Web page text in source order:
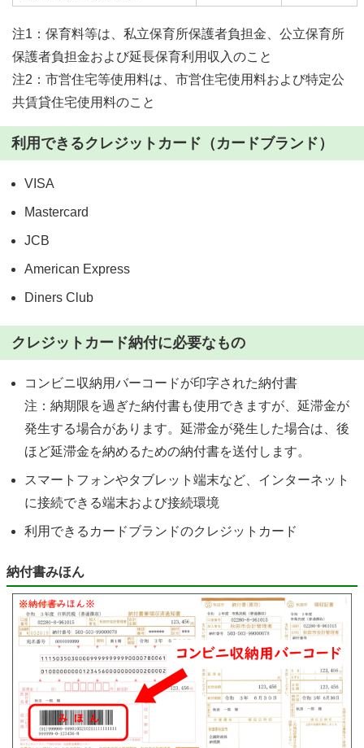
注1：保育料等は、私立保育所保護者負担金、公立保育所
保護者負担金および延長保育利用収入のこと
注2：市営住宅等使用料は、市営住宅使用料および特定公
共賃貸住宅使用料のこと
利用できるクレジットカード（カードブランド）
VISA
Mastercard
JCB
American Express
Diners Club
クレジットカード納付に必要なもの
コンビニ収納用バーコードが印字された納付書
注：納期限を過ぎた納付書も使用できますが、延滞金が
発生する場合があります。延滞金が発生した場合は、後
ほど延滞金を納めるための納付書を送付します。
スマートフォンやタブレット端末など、インターネット
に接続できる端末および接続環境
利用できるカードブランドのクレジットカード
納付書みほん